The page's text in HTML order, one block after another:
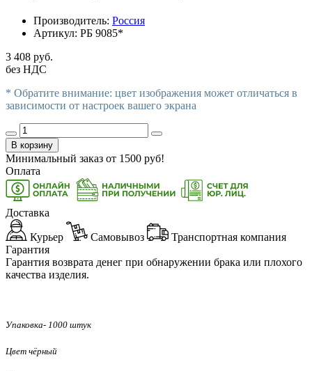
Производитель: Россия
Артикул: РБ 9085*
3 408 руб.
без НДС
* Обратите внимание: цвет изображения может отличаться в
зависимости от настроек вашего экрана
В корзину
Минимальный заказ от 1500 руб!
Оплата
Доставка
Курьер Самовывоз
Транспортная компания
Гарантия
Гарантия возврата денег при обнаружении брака или плохого
качества изделия.
Упаковка- 1000 штук
Цвет чёрный